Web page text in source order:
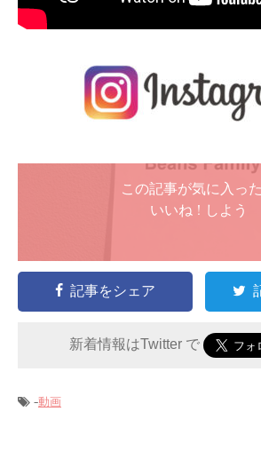
この記事が気に入っ
いいね ! しよう
記事をシェア
新着情報はTwitter で
-動画